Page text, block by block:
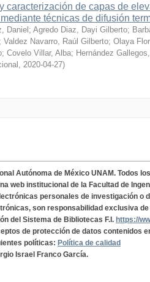
caracterización de capas de
técnicas de difusión
Daniel ; Agredo Diaz, Dayi Gilberto;
; Valdez Navarro, Raúl Gilberto; Olaya
; Covelo Villar, Alba; Hernández
, 2020-04-27)
Autónoma de México UNAM. Todos
web institucional de la Facultad de
personales de investigación o
son responsabilidad exclusiva
del Sistema de Bibliotecas F.I. https://
de protección de datos contenidos
políticas: Política de calidad
Israel Franco García.